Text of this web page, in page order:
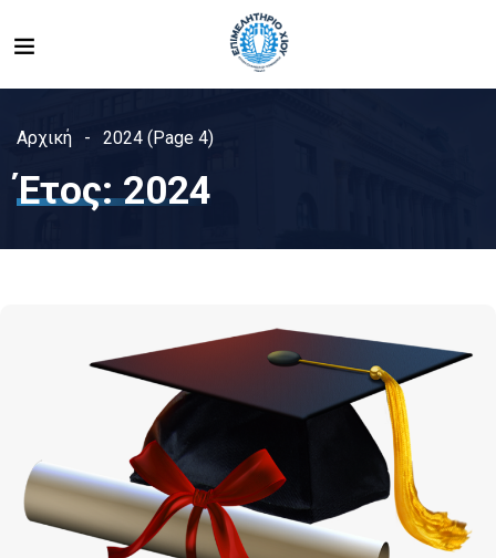
Αρχική 2024 (Page 4)
Έτος:2024